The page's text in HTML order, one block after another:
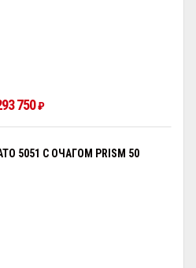
750₽
5051 С ОЧАГОМ PRISM 50